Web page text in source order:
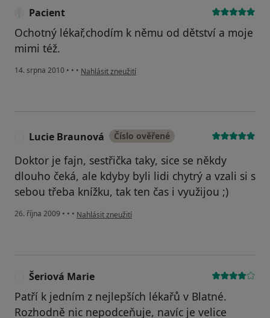
Pacient
Ochotný lékař,chodím k němu od dětství a moje
mimi též.
14. srpna 2010 • • • podle názoru uživatele Pacient
Nahlásit zneužití
Lucie Braunová Číslo ověřené
Doktor je fajn, sestřička taky, sice se někdy
dlouho čeká, ale kdyby byli lidi chytrý a vzali si s
sebou třeba knížku, tak ten čas i využijou ;)
26. října 2009 • • • podle názoru uživatele Lucie Braunová
Nahlásit zneužití
Šeriová Marie
Patří k jedním z nejlepších lékařů v Blatné.
Rozhodně nic nepodceňuje, navíc je velice